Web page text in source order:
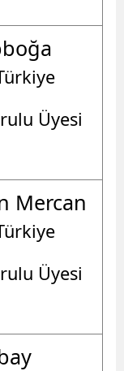
Üyesi
Mercan
Üyesi